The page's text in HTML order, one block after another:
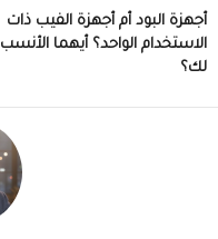
أجهزة البود أم أجهزة الفيب ذات
الاستخدام الواحد؟ أيهما الأنسب
لك؟